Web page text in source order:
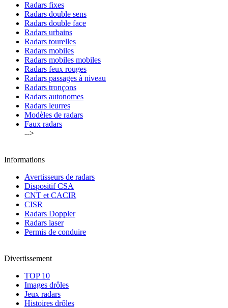
Radars fixes
Radars double sens
Radars double face
Radars urbains
Radars tourelles
Radars mobiles
Radars mobiles mobiles
Radars feux rouges
Radars passages à niveau
Radars tronçons
Radars autonomes
Radars leurres
Modèles de radars
Faux radars
-->
Informations
Avertisseurs de radars
Dispositif CSA
CNT et CACIR
CISR
Radars Doppler
Radars laser
Permis de conduire
Divertissement
TOP 10
Images drôles
Jeux radars
Histoires drôles